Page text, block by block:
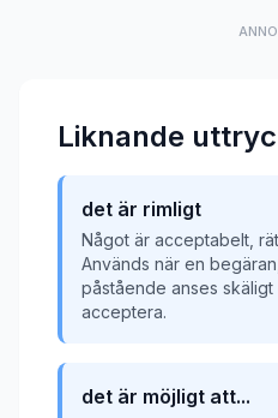
Liknande
det är rimligt
Något är acceptabelt,
Används när en
påstående anses skäligt
acceptera.
det är möjligt att...